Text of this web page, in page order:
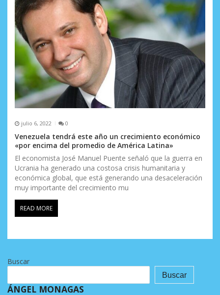
julio 6, 2022 0
Venezuela tendrá este año un crecimiento económico
«por encima del promedio de América Latina»
El economista José Manuel Puente señaló que la guerra en
Ucrania ha generado una costosa crisis humanitaria y
económica global, que está generando una desaceleración
muy importante del crecimiento mu
READ MORE
Buscar
Buscar
ÁNGEL MONAGAS